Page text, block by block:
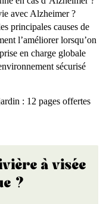
avec Alzheimer ?
principales causes de
l’améliorer lorsqu’on
en charge globale
sécurisé
: 12 pages offertes
à visée
?